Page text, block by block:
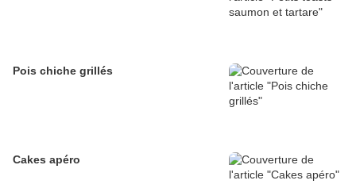
Pois chiche grillés
Cakes apéro